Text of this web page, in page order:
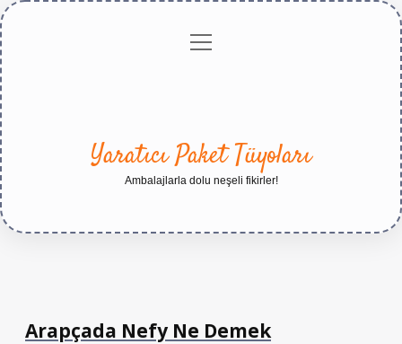
Gizlilikmenüyü
Yaratıcı Paket Tüyoları
Ambalajlarla dolu neşeli fikirler!
Arapçada Nefy Ne Demek